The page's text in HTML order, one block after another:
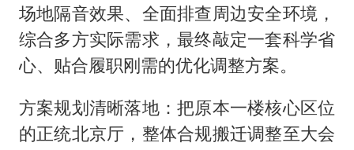
场地隔音效果、全面排查周边安全环境，
综合多方实际需求，最终敲定一套科学省
心、贴合履职刚需的优化调整方案。
方案规划清晰落地：把原本一楼核心区位
的正统北京厅，整体合规搬迁调整至大会